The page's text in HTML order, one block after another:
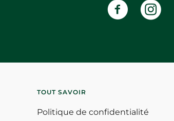
TOUT SAVOIR
Politique de confidentialité